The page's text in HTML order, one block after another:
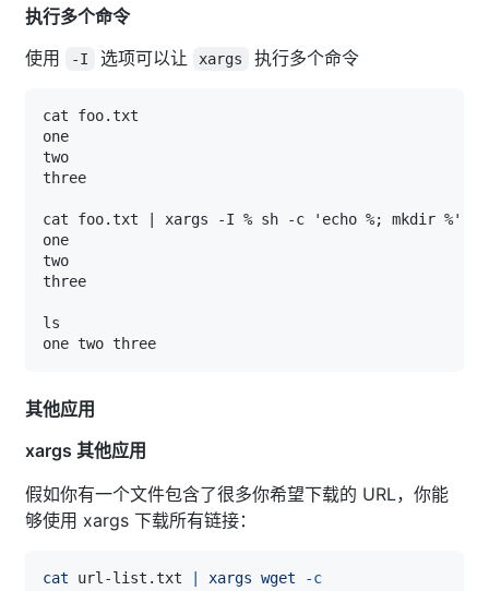
执行多个命令
使用
-I 选项可以让 xargs 执行多个命令
其他应用
xargs 其他应用
假如你有一个文件包含了很多你希望下载的 URL，你能
够使用 xargs 下载所有链接：
cat url-list.txt xargs wget -c